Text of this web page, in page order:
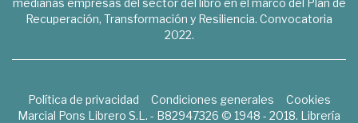
Recuperación, Transformación y Resiliencia. Convocatoria
2022.
Política de privacidad Condiciones generales
Cookies
Marcial Pons Librero S.L. - B82947326 © 1948 - 2018. Librería